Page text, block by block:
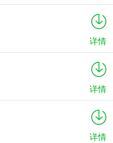
详情
详情
详情